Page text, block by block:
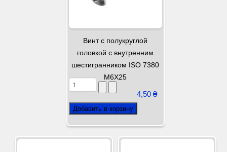
Винт с полукруглой
головкой с внутренним
шестигранником ISO 7380
М6Х25
4,50 ₴